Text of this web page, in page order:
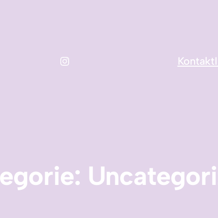
Instagram Kontakt